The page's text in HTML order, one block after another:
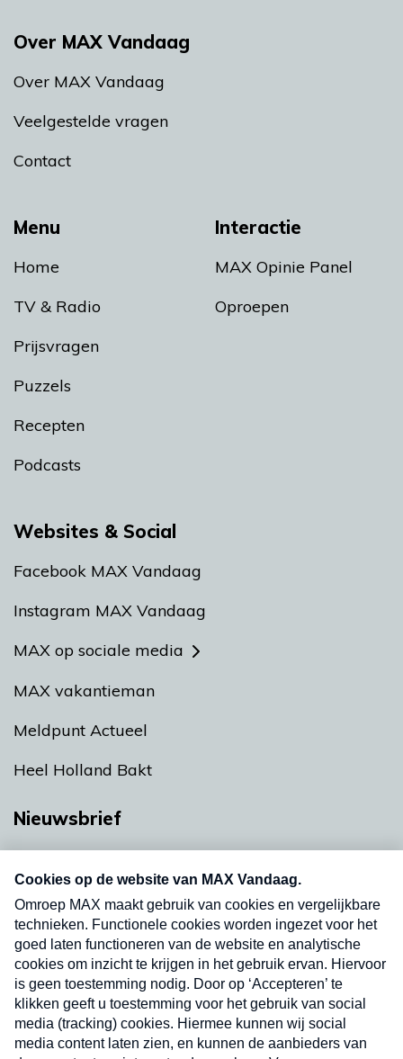
Menu
Home
TV & Radio
Prijsvragen
Puzzels
Recepten
Podcasts
Interactie
MAX Opinie Panel
Oproepen
Over MAX Vandaag
Over MAX Vandaag
Veelgestelde vragen
Contact
Websites & Social
Facebook MAX Vandaag
Instagram MAX Vandaag
MAX op sociale media
MAX vakantieman
Meldpunt Actueel
Heel Holland Bakt
Nieuwsbrief
nieuwsbrief. Elke vrijdag- en dinsdagochtend in
uw mailbox.
Verzend